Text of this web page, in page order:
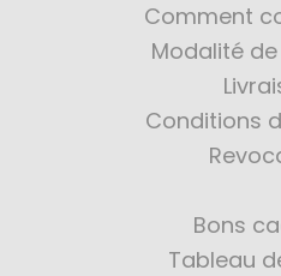
Comment
Modalité
Conditions
Bons
Tableau